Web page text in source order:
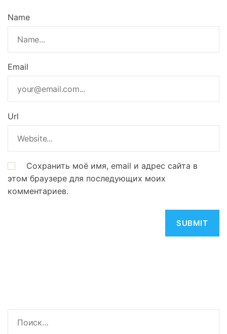
Name
Email
Url
Сохранить моё имя, email и адрес сайта в
этом браузере для последующих моих
комментариев.